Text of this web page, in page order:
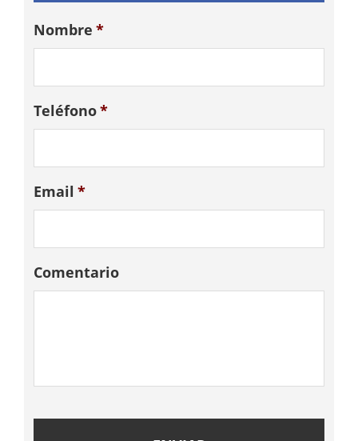
Nombre *
Teléfono*
Email *
Comentario